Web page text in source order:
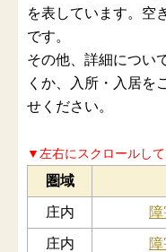
を表しています。空
です。
その他、詳細につい
くか、入所・入居を
せください。
▼左右にスクロールし
圏域
庄内
庄内